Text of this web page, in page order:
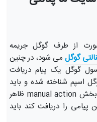
از طرف گوگل جریمه
گوگل می شود، در چنین
گوگل یک پیام دریافت
اسپم شناخته شده و باید
این مشکل را برطرف کند. این پیام در بخش manual action ظاهر
را دریافت کند باید